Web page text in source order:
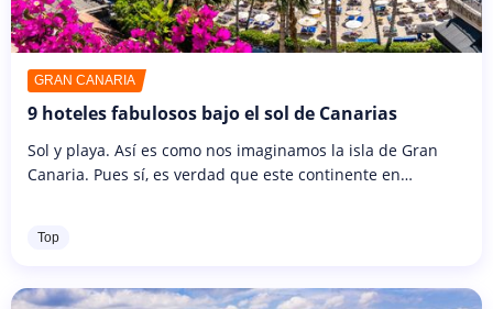
GRAN CANARIA
9 hoteles fabulosos bajo el sol de Canarias
Sol y playa. Así es como nos imaginamos la isla de Gran
Canaria. Pues sí, es verdad que este continente en
Top